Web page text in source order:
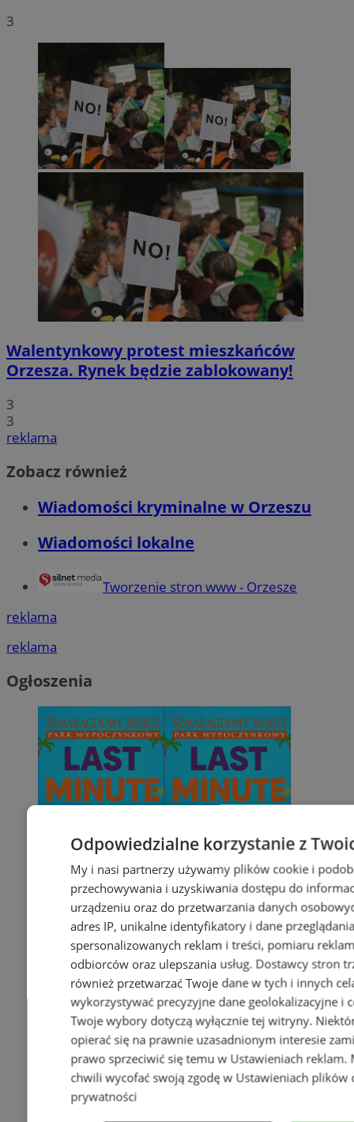
3
Walentynkowy protest mieszkańców
Orzesza. Rynek będzie zablokowany!
3
3
reklama
Zobacz również
Wiadomości kryminalne w Orzeszu
Wiadomości lokalne
Tworzenie stron www - Orzesze
reklama
reklama
Ogłoszenia
Odpowiedzialne korzystanie z
My i nasi partnerzy używamy plików cookie i
przechowywania i uzyskiwania dostępu do
urządzeniu oraz do przetwarzania danych
adres IP, unikalne identyfikatory i dane
spersonalizowanych reklam i treści, pomiaru
odbiorców oraz ulepszania usług. Dostawcy stron
również przetwarzać Twoje dane w tych i innych
wykorzystywać precyzyjne dane geolokalizacyjne i
Twoje wybory dotyczą wyłącznie tej witryny.
opierać się na prawnie uzasadnionym interesie
prawo sprzeciwić się temu w Ustawieniach reklam.
chwili wycofać swoją zgodę w Ustawieniach plików
prywatności